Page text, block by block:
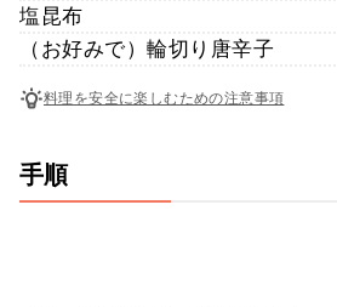
塩昆布
（お好みで）輪切り唐辛子
料理を安全に楽しむための注意事項
手順